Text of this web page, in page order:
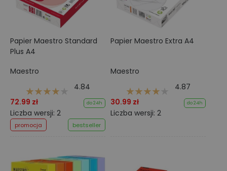
Papier Maestro Standard
Plus A4
Maestro
4.84
72.99 zł
do 24h
Liczba wersji: 2
promocja bestseller
Papier Maestro Extra A4
Maestro
4.87
30.99 zł
do 24h
Liczba wersji: 2